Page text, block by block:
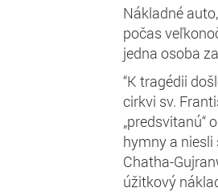
Nákladné
počas
jedna osoba
“K tragédii
cirkvi sv.
„predsvitanú“
hymny a
Chatha-
úžitkový